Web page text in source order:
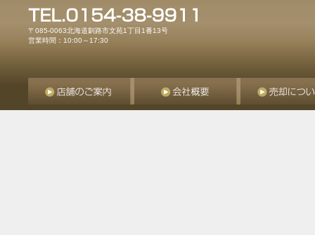
〒085-0063北海道釧路市文苑1丁目1番13号
営業時間：10:00～17:30